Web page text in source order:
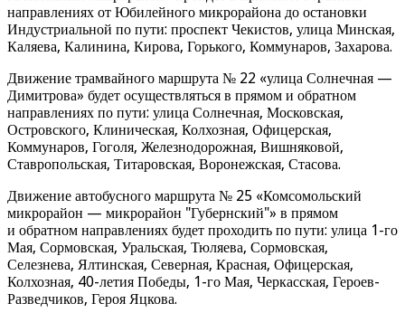
направлениях от Юбилейного микрорайона до остановки
Индустриальной по пути: проспект Чекистов, улица Минская,
Каляева, Калинина, Кирова, Горького, Коммунаров, Захарова.
Движение трамвайного маршрута № 22 «улица Солнечная —
Димитрова» будет осуществляться в прямом и обратном
направлениях по пути: улица Солнечная, Московская,
Островского, Клиническая, Колхозная, Офицерская,
Коммунаров, Гоголя, Железнодорожная, Вишняковой,
Ставропольская, Титаровская, Воронежская, Стасова.
Движение автобусного маршрута № 25 «Комсомольский
микрорайон — микрорайон "Губернский"» в прямом
и обратном направлениях будет проходить по пути: улица 1-го
Мая, Сормовская, Уральская, Тюляева, Сормовская,
Селезнева, Ялтинская, Северная, Красная, Офицерская,
Колхозная, 40-летия Победы, 1-го Мая, Черкасская, Героев-
Разведчиков, Героя Яцкова.